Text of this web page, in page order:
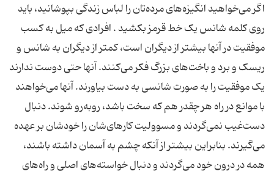
اگر می‌خواهید انگیزه‌های مرده‌تان را لباس زندگی بپوشانید، باید
روی کلمه شانس یک خط قرمز بکشید . افرادی که میل به کسب
موفقیت در آنها بیشتر از دیگران است، کمتر از دیگران به شانس و
ریسک و برد و باخت‌های بزرگ فکر می‌کنند. آنها حتی دوست ندارند
یک موفقیت را به صورت شانسی به دست بیاورند. آنها می‌خواهند
با موانع در راه هر چقدر هم که سخت باشد، روبه‌رو شوند. دنبال
دست‌غیب نمی‌گردند و مسوولیت کارهای‌شان را خودشان بر عهده
می‌گیرند. بنابراین بیشتر از آنکه چشم به آسمان داشته باشند،
همه در درون خود می‌گردند و دنبال خواسته‌های اصلی و راه‌های